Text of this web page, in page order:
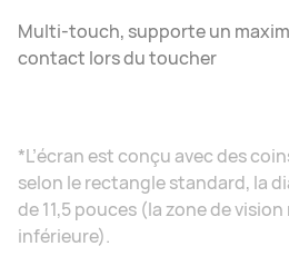
Multi-touch, supporte un
contact lors du toucher
*L’écran est conçu avec des
selon le rectangle standard, la
de 11,5 pouces (la zone de
inférieure).